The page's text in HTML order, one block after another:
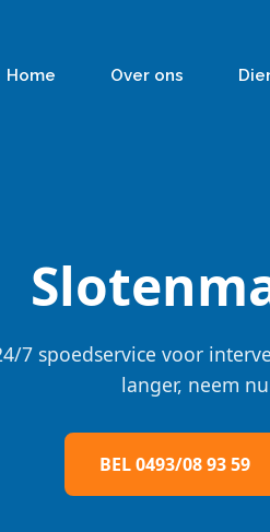
Home Over ons
7 spoedservice voor
langer, neem
BEL 0493/08 93 59